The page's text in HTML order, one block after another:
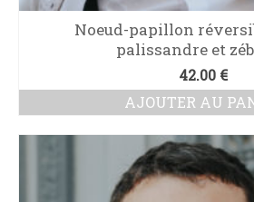
Noeud-papillon
palissandre et
42.00 €
AJOUTER AU